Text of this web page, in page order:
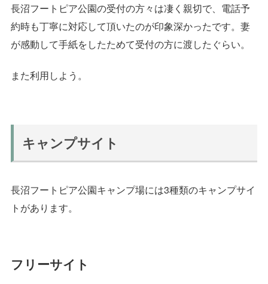
長沼フートピア公園の受付の方々は凄く親切で、電話予
約時も丁寧に対応して頂いたのが印象深かったです。妻
が感動して手紙をしたためて受付の方に渡したぐらい。
また利用しよう。
キャンプサイト
長沼フートピア公園キャンプ場には3種類のキャンプサイ
トがあります。
フリーサイト